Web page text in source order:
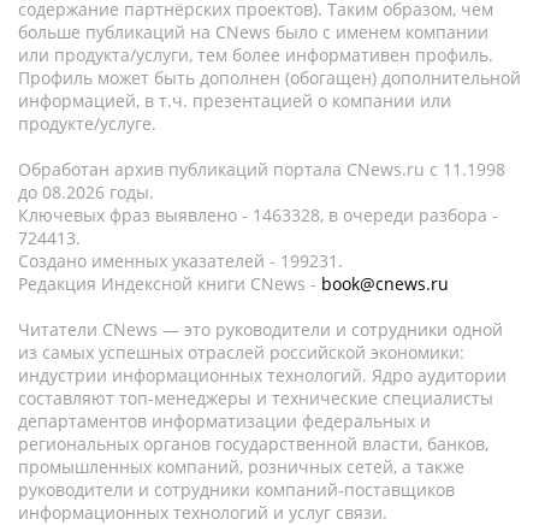
содержание партнёрских проектов). Таким образом, чем
больше публикаций на CNews было с именем компании
или продукта/услуги, тем более информативен профиль.
Профиль может быть дополнен (обогащен) дополнительной
информацией, в т.ч. презентацией о компании или
продукте/услуге.
Обработан архив публикаций портала CNews.ru c 11.1998
до 08.2026 годы.
Ключевых фраз выявлено - 1463328, в очереди разбора -
724413.
Создано именных указателей - 199231.
Редакция Индексной книги CNews - book@cnews.ru
Читатели CNews — это руководители и сотрудники одной
из самых успешных отраслей российской экономики:
индустрии информационных технологий. Ядро аудитории
составляют топ-менеджеры и технические специалисты
департаментов информатизации федеральных и
региональных органов государственной власти, банков,
промышленных компаний, розничных сетей, а также
руководители и сотрудники компаний-поставщиков
информационных технологий и услуг связи.